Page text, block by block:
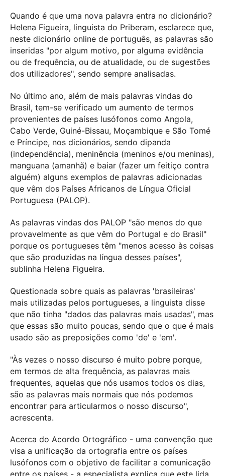
Quando é que uma nova palavra entra no dicionário?
Helena Figueira, linguista do Priberam, esclarece que,
neste dicionário online de português, as palavras são
inseridas "por algum motivo, por alguma evidência
ou de frequência, ou de atualidade, ou de sugestões
dos utilizadores", sendo sempre analisadas.
No último ano, além de mais palavras vindas do
Brasil, tem-se verificado um aumento de termos
provenientes de países lusófonos como Angola,
Cabo Verde, Guiné-Bissau, Moçambique e São Tomé
e Príncipe, nos dicionários, sendo dipanda
(independência), meninência (meninos e/ou meninas),
manguana (amanhã) e baiar (fazer um feitiço contra
alguém) alguns exemplos de palavras adicionadas
que vêm dos Países Africanos de Língua Oficial
Portuguesa (PALOP).
As palavras vindas dos PALOP "são menos do que
provavelmente as que vêm do Portugal e do Brasil"
porque os portugueses têm "menos acesso às coisas
que são produzidas na língua desses países",
sublinha Helena Figueira.
Questionada sobre quais as palavras 'brasileiras'
mais utilizadas pelos portugueses, a linguista disse
que não tinha "dados das palavras mais usadas", mas
que essas são muito poucas, sendo que o que é mais
usado são as preposições como 'de' e 'em'.
"Às vezes o nosso discurso é muito pobre porque,
em termos de alta frequência, as palavras mais
frequentes, aquelas que nós usamos todos os dias,
são as palavras mais normais que nós podemos
encontrar para articularmos o nosso discurso",
acrescenta.
Acerca do Acordo Ortográfico - uma convenção que
visa a unificação da ortografia entre os países
lusófonos com o objetivo de facilitar a comunicação